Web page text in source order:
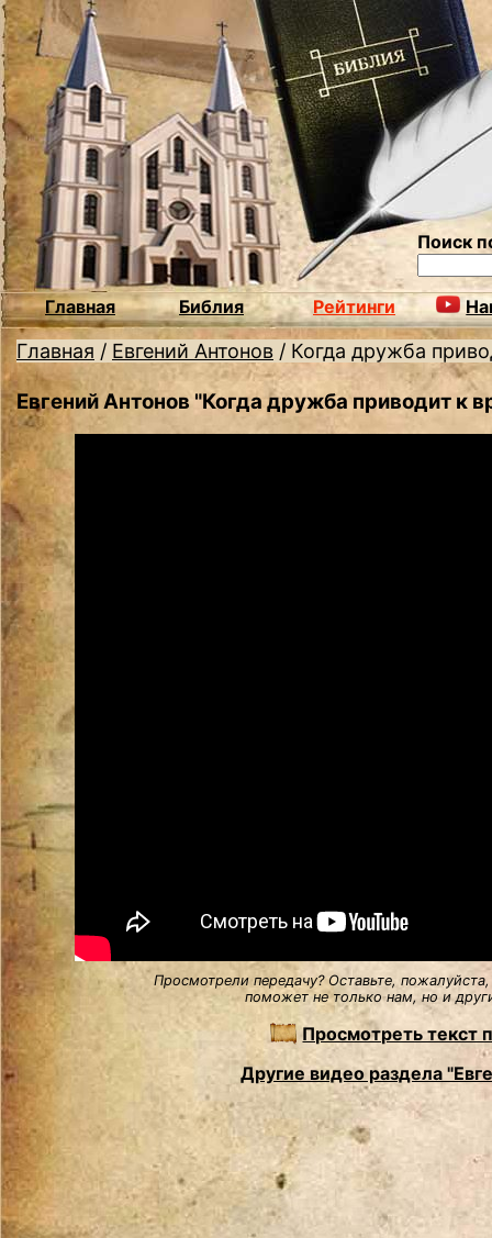
Поиск
Главная Библия Рейтинги
Главная / Евгений Антонов / Когда дружба
Евгений Антонов "Когда дружба приводит к
Просмотрели передачу? Оставьте,
поможет не только нам, но и
Просмотреть текст
Другие видео раздела